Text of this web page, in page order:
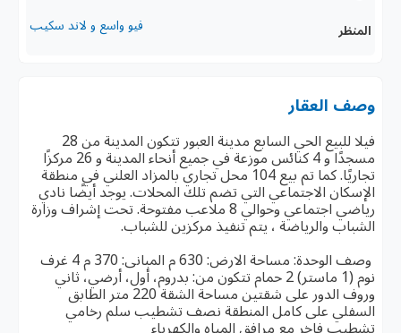
المنظر فيو واسع و لاند سكيب
وصف العقار
فيلا للبيع الحي السابع مدينة العبور تتكون المدينة من 28
مسجدًا و 4 كنائس موزعة في جميع أنحاء المدينة و 26 مركزًا
تجاريًا. كما تم بيع 104 محل تجاري بالمزاد العلني في منطقة
الإسكان الاجتماعي التي تضم تلك المحلات. يوجد أيضًا نادي
رياضي اجتماعي وحوالي 8 ملاعب مفتوحة. تحت إشراف وزارة
الشباب والرياضة ، يتم تنفيذ مركزين للشباب.
وصف الوحدة: مساحة الارض: 630 م المبانى: 370 م 4 غرف
نوم (1 ماستر) 2 حمام تتكون من: بدروم، أول، أرضي، ثاني
وروف الدور على شقتين مساحة الشقة 220 متر الطابق
السفلي على كامل المنطقة نصف تشطيب سلم رخامي
تشطيب فاخر مع مرافق المياه والكهرباء